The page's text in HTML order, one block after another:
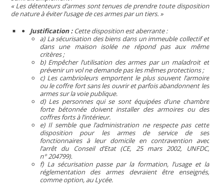
« Les détenteurs d’armes sont tenues de prendre toute disposition
de nature à éviter l’usage de ces armes par un tiers. »
Justification :Cette disposition est aberrante :
a) La sécurisation des biens dans un immeuble collectif et
dans une maison isolée ne répond pas aux même
critères ;
b) Empêcher l’utilisation des armes par un maladroit et
prévenir un vol ne demande pas les mêmes protections ;
c) Les cambrioleurs emportent le plus souvent l’armoire
ou le coffre fort sans les ouvrir et parfois abandonnent les
armes sur la voie publique.
d) Les personnes qui se sont équipées d’une chambre
forte bétonnée doivent installer des armoires ou des
coffres forts à l’intérieur.
e) Il semble que l’administration ne respecte pas cette
disposition pour les armes de service de ses
fonctionnaires à leur domicile en contravention avec
l’arrêt du Conseil d’Etat (CE, 25 mars 2002, UNFDC,
n° 204799).
f) La sécurisation passe par la formation, l’usage et la
réglementation des armes devraient être enseignés,
comme option, au Lycée.